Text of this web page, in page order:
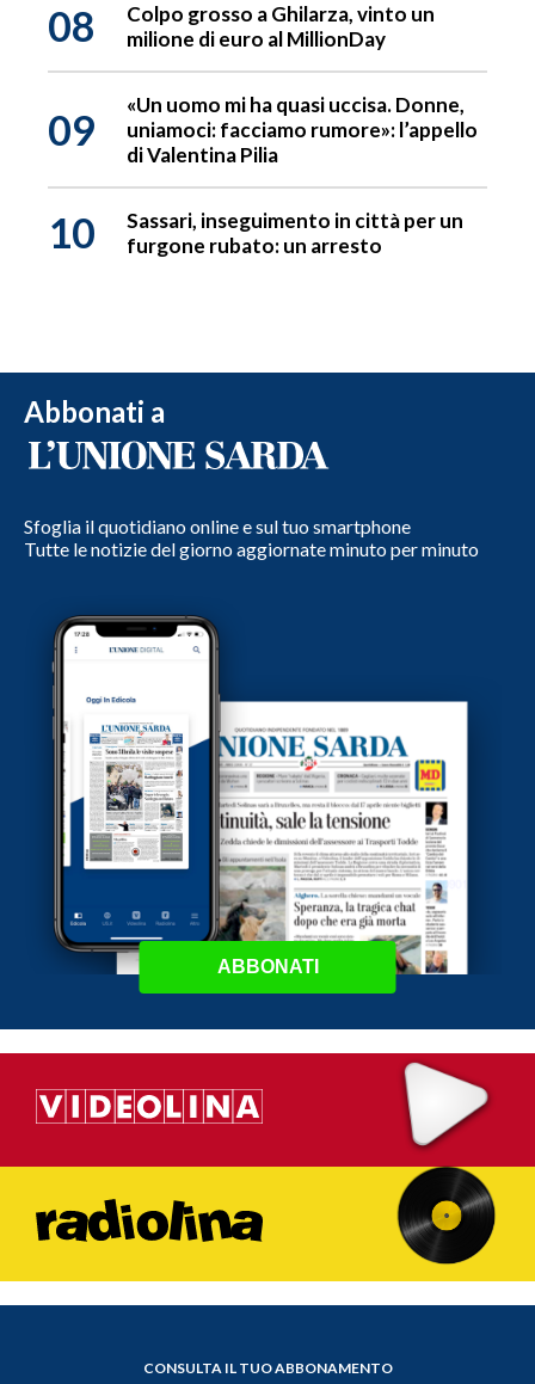
08
Colpo grosso a Ghilarza, vinto un
milione di euro al MillionDay
09
«Un uomo mi ha quasi uccisa. Donne,
uniamoci: facciamo rumore»: l’appello
di Valentina Pilia
10
Sassari, inseguimento in città per un
furgone rubato: un arresto
Abbonati a
Sfoglia il quotidiano online e sul tuo smartphone
Tutte le notizie del giorno aggiornate minuto per minuto
ABBONATI
CONSULTA IL TUO ABBONAMENTO